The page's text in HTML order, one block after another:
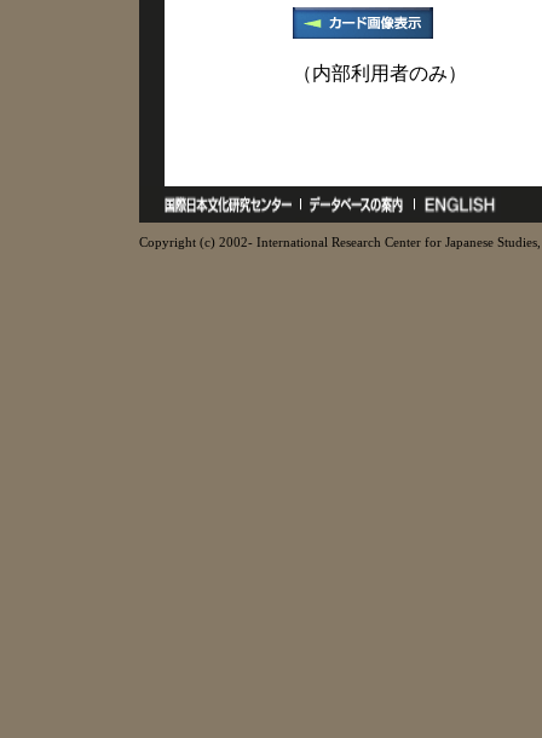
（内部利用者のみ）
Copyright (c) 2002- International Research Center for Japanese